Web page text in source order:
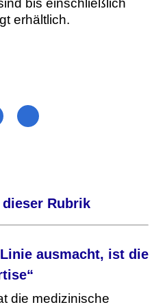
bis einschließlich
erhältlich.
Rubrik
ausmacht, ist die
die medizinische